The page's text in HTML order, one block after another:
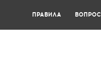
ПРАВИЛА